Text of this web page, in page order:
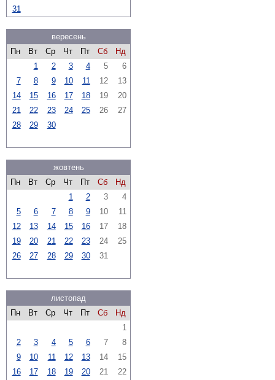
31
вересень
Пн
Вт Ср Чт Пт Сб
Нд
1
2 3 4 5
6
7
8 9 10 11 12
13
14
15 16 17 18 19
20
21
22 23 24 25 26
27
28
29 30
жовтень
Пн
Вт Ср Чт Пт Сб
Нд
1
2 3
4
5
6 7 8 9 10
11
12
13 14 15 16 17
18
19
20 21 22 23 24
25
26
27 28 29 30 31
листопад
Пн
Вт Ср Чт Пт Сб
Нд
1
2
3 4 5 6 7
8
9
10 11 12 13 14
15
16
17 18 19 20 21
22